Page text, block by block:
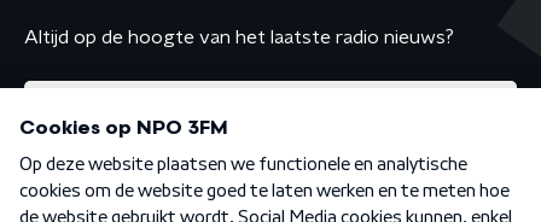
Altijd op de hoogte van het laatste radio nieuws?